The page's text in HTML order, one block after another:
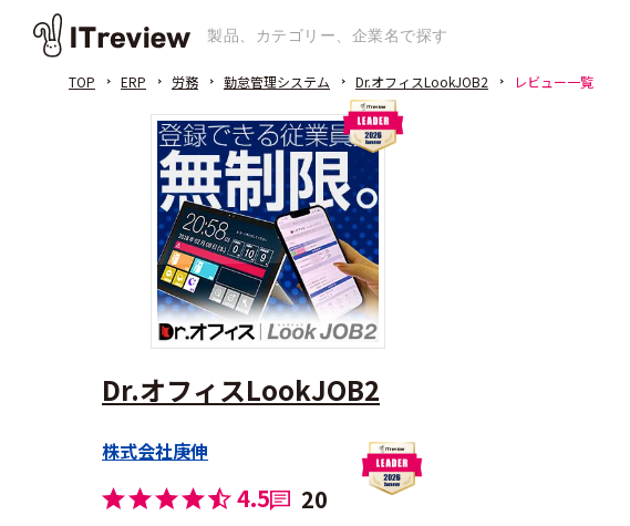
TOP ERP 労務 勤怠管理システム Dr.オフィスLookJOB2 レビュー一覧
Dr.オフィスLookJOB2
株式会社庚伸
4.5 20